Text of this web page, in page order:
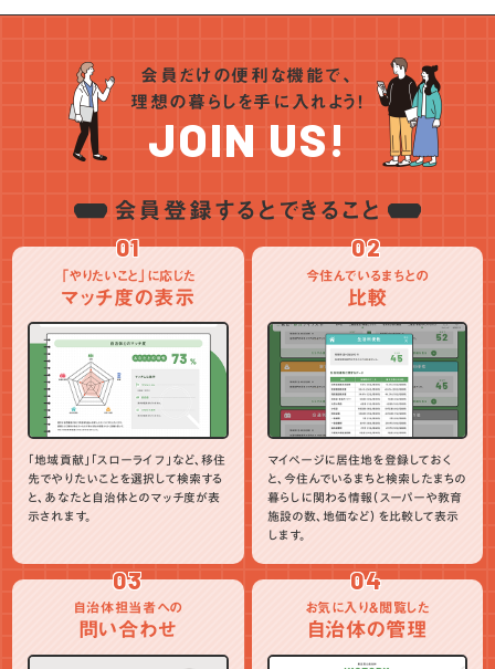
会員だけの便利な機能で、
理想の暮らしを手に入れよう！
JOIN US!
会員登録するとできること
01
「やりたいこと」に応じた
マッチ度の表示
「地域貢献」「スローライフ」など、移住
先でやりたいことを選択して検索する
と、あなたと自治体とのマッチ度が表
示されます。
02
今住んでいるまちとの
比較
マイページに居住地を登録しておく
と、今住んでいるまちと検索したまちの
暮らしに関わる情報（スーパーや教育
施設の数、地価など）を比較して表示
します。
03
自治体担当者への
問い合わせ
04
お気に入り＆閲覧した
自治体の管理